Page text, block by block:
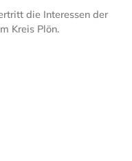
die Interessen der
Kreis Plön.